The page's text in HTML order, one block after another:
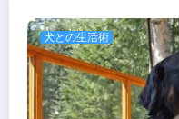
犬との生活術